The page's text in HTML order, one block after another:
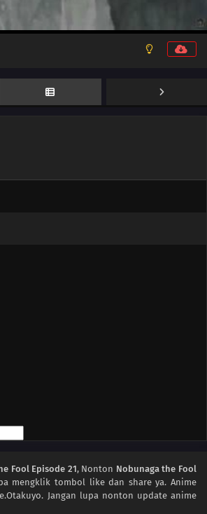
Fool Episode 21, Nonton Nobunaga the Fool
mengklik tombol like dan share ya. Anime
Jangan lupa nonton update anime